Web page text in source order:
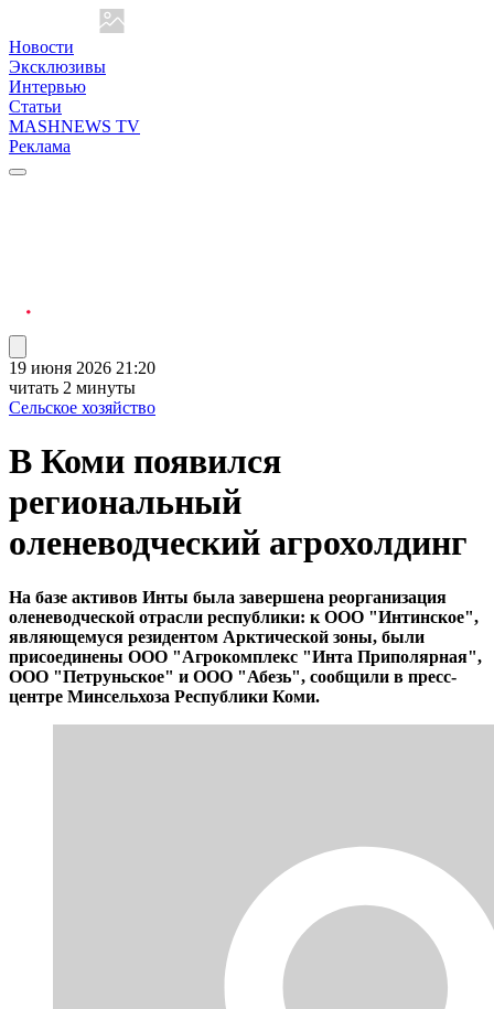
Новости
Эксклюзивы
Интервью
Статьи
MASHNEWS TV
Реклама
19 июня 2026 21:20
читать 2 минуты
Сельское хозяйство
В Коми появился
региональный
оленеводческий агрохолдинг
На базе активов Инты была завершена реорганизация
оленеводческой отрасли республики: к ООО "Интинское",
являющемуся резидентом Арктической зоны, были
присоединены ООО "Агрокомплекс "Инта Приполярная",
ООО "Петруньское" и ООО "Абезь", сообщили в пресс-
центре Минсельхоза Республики Коми.